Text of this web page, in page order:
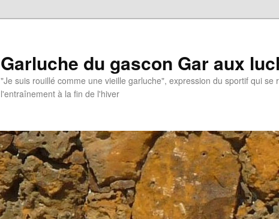
Garluche du gascon Gar aux
"Je suis rouillé comme une vieille garluche", expression du sportif qui se
l'entraînement à la fin de l'hiver